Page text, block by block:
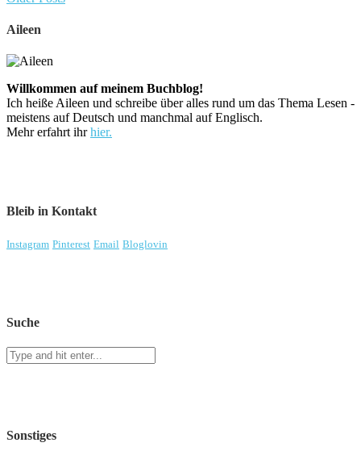
Aileen
Willkommen auf meinem Buchblog!
Ich heiße Aileen und schreibe über alles rund um das Thema Lesen -
meistens auf Deutsch und manchmal auf Englisch.
Mehr erfahrt ihrhier.
Bleib in Kontakt
Instagram Pinterest Email Bloglovin
Suche
Sonstiges